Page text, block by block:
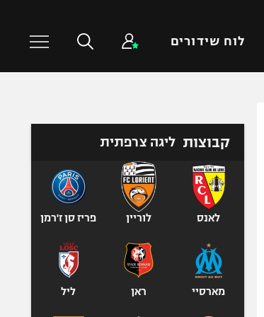
לוח שידורים
טניס
כדוריד
כדורעף
שחייה
אגרוף
ספורט אולימפי
קבוצות ליגה צרפתית
לאנס לוריין פריז סן ז'רמן
מארסיי ראן ליל